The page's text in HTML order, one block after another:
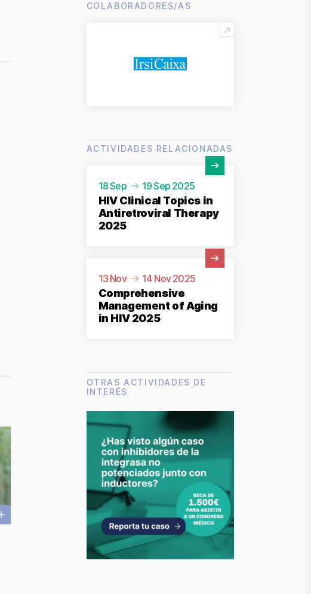
COLABORADORES/AS
ACTIVIDADES RELACIONADAS
18 Sep 19 Sep 2025
HIV Clinical Topics in
Antiretroviral Therapy
2025
13 Nov 14 Nov 2025
Comprehensive
Management of Aging
in HIV 2025
OTRAS ACTIVIDADES DE
INTERÉS